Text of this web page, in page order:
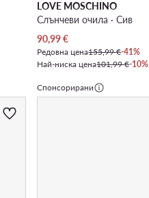
LOVE MOSCHINO
Слънчеви очила · Сив
Актуална цена
90,99€
Редовна цена155,99 €-41%
Най-ниска цена101,99 €-10%
Спонсорирани